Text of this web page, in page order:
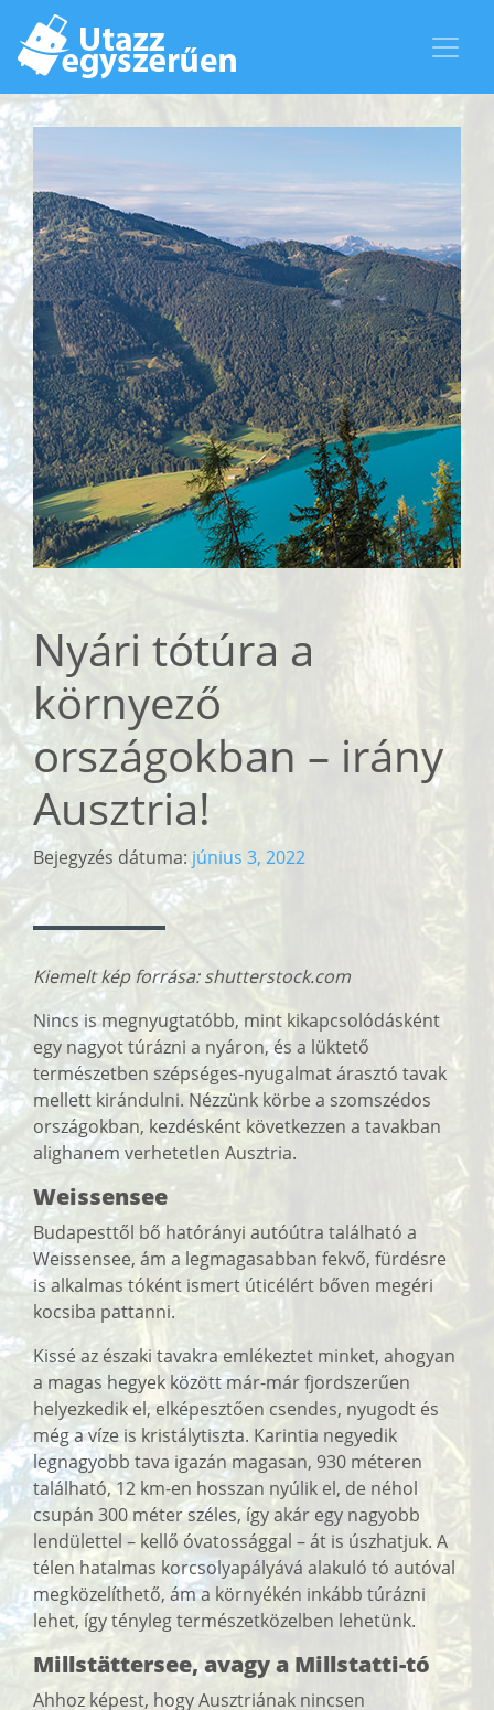
Nyári tótúra a
környező
országokban – irány
Ausztria!
Bejegyzés dátuma: június 3, 2022
Kiemelt kép forrása: shutterstock.com
Nincs is megnyugtatóbb, mint kikapcsolódásként
egy nagyot túrázni a nyáron, és a lüktető
természetben szépséges-nyugalmat árasztó tavak
mellett kirándulni. Nézzünk körbe a szomszédos
országokban, kezdésként következzen a tavakban
alighanem verhetetlen Ausztria.
Weissensee
Budapesttől bő hatórányi autóútra található a
Weissensee, ám a legmagasabban fekvő, fürdésre
is alkalmas tóként ismert úticélért bőven megéri
kocsiba pattanni.
Kissé az északi tavakra emlékeztet minket, ahogyan
a magas hegyek között már-már fjordszerűen
helyezkedik el, elképesztően csendes, nyugodt és
még a víze is kristálytiszta. Karintia negyedik
legnagyobb tava igazán magasan, 930 méteren
található, 12 km-en hosszan nyúlik el, de néhol
csupán 300 méter széles, így akár egy nagyobb
lendülettel – kellő óvatossággal – át is úszhatjuk. A
télen hatalmas korcsolyapályává alakuló tó autóval
megközelíthető, ám a környékén inkább túrázni
lehet, így tényleg természetközelben lehetünk.
Millstättersee, avagy a Millstatti-tó
Ahhoz képest, hogy Ausztriának nincsen